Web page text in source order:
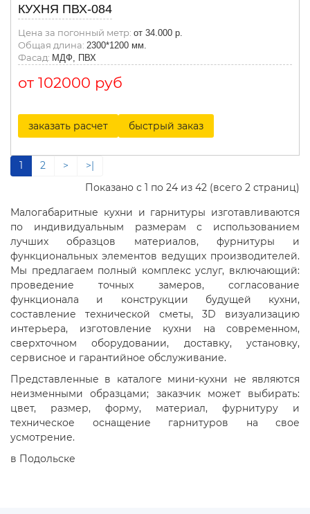
КУХНЯ ПВХ-084
Цена за погонный метр: от 34.000 р.
Общая длина: 2300*1200 мм.
Фасад: МДФ, ПВХ
от 102000 руб
заказать расчет быстрый заказ
1 2 >
>|
Показано с 1 по 24 из 42 (всего 2 страниц)
Малогабаритные кухни и гарнитуры изготавливаются
по индивидуальным размерам с использованием
лучших образцов материалов, фурнитуры и
функциональных элементов ведущих производителей.
Мы предлагаем полный комплекс услуг, включающий:
проведение точных замеров, согласование
функционала и конструкции будущей кухни,
составление технической сметы, 3D визуализацию
интерьера, изготовление кухни на современном,
сверхточном оборудовании, доставку, установку,
сервисное и гарантийное обслуживание.
Представленные в каталоге мини-кухни не являются
неизменными образцами; заказчик может выбирать:
цвет, размер, форму, материал, фурнитуру и
техническое оснащение гарнитуров на свое
усмотрение.
в Подольске